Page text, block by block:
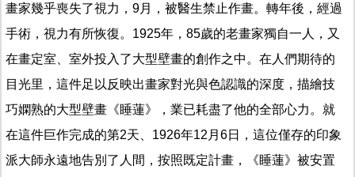
畫家幾乎喪失了視力，9月，被醫生禁止作畫。轉年後，經過
手術，視力有所恢復。1925年，85歲的老畫家獨自一人，又
在畫定室、室外投入了大型壁畫的創作之中。在人們期待的
目光里，這件足以反映出畫家對光與色認識的深度，描繪技
巧嫻熟的大型壁畫《睡蓮》，業已耗盡了他的全部心力。就
在這件巨作完成的第2天、1926年12月6日，這位僅存的印象
派大師永遠地告別了人間，按照既定計畫，《睡蓮》被安置